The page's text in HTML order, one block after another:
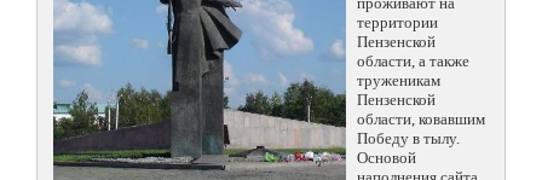
территории
Пензенской
области, а также
труженикам
Пензенской
области, ковавшим
Победу в тылу.
Основой